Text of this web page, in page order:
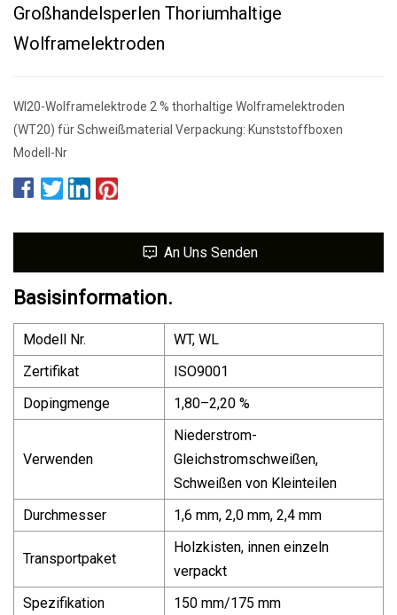
Großhandelsperlen Thoriumhaltige
Wolframelektroden
Wl20-Wolframelektrode 2 % thorhaltige Wolframelektroden
(WT20) für Schweißmaterial Verpackung: Kunststoffboxen
Modell-Nr
An Uns Senden
Basisinformation.
Modell Nr.
WT, WL
Zertifikat
ISO9001
Dopingmenge
1,80–2,20 %
Verwenden
Niederstrom-
Gleichstromschweißen,
Schweißen von Kleinteilen
Durchmesser
1,6 mm, 2,0 mm, 2,4 mm
Transportpaket
Holzkisten, innen einzeln
verpackt
Spezifikation
150 mm/175 mm